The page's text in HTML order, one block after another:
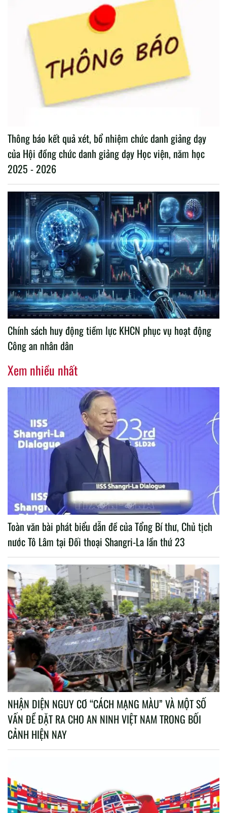
Thông báo kết quả xét, bổ nhiệm chức danh giảng dạy
của Hội đồng chức danh giảng dạy Học viện, năm học
2025 - 2026
Chính sách huy động tiềm lực KHCN phục vụ hoạt động
Công an nhân dân
Xem nhiều nhất
Toàn văn bài phát biểu dẫn đề của Tổng Bí thư, Chủ tịch
nước Tô Lâm tại Đối thoại Shangri-La lần thứ 23
NHẬN DIỆN NGUY CƠ “CÁCH MẠNG MÀU” VÀ MỘT SỐ
VẤN ĐỀ ĐẶT RA CHO AN NINH VIỆT NAM TRONG BỐI
CẢNH HIỆN NAY